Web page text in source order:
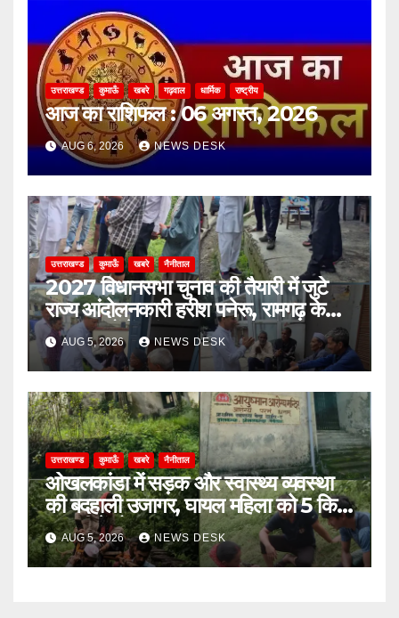
उत्तराखण्ड कुमाऊँ खबरे गढ़वाल धार्मिक राष्ट्रीय
आज का राशिफल : 06 अगस्त, 2026
AUG 6, 2026 NEWS DESK
उत्तराखण्ड कुमाऊँ खबरे नैनीताल
2027 विधानसभा चुनाव की तैयारी में जुटे
राज्य आंदोलनकारी हरीश पनेरू, रामगढ़ के
दूरस्थ गांवों में पहुंचकर जनता से मांगा
आशीर्वाद
AUG 5, 2026 NEWS DESK
उत्तराखण्ड कुमाऊँ खबरे नैनीताल
ओखलकांडा में सड़क और स्वास्थ्य व्यवस्था
की बदहाली उजागर, घायल महिला को 5 किमी
पालकी में ढोकर पहुंचाया सड़क तक
AUG 5, 2026 NEWS DESK